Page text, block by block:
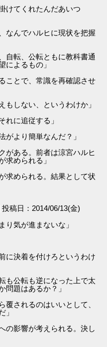
けてくれたんだあいつ
でハルヒに現状を把握
自転、公転ともに教科書通
によるもの」
とで、常識を再確認させ
もしない、というわけか」
れに追従する」
より簡単なんだ？」
がある。前者は涼宮ハルヒ
求められる」
められる。結果として状
投稿日：2014/06/13(金)
気が進まないな」
に決着を付けろというわけ
転も逆になった上で太
問題はあるか？」
れるのはいいとして、
」
の影響が考えられる。決し